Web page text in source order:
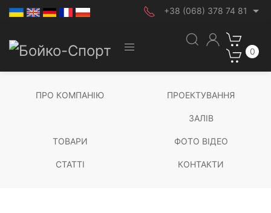
+38 (068) 378 74 81
0
ПРО КОМПАНІЮ ПРОЕКТУВАННЯ
ЗАЛІВ
ТОВАРИ ФОТО ВІДЕО
СТАТТІ КОНТАКТИ